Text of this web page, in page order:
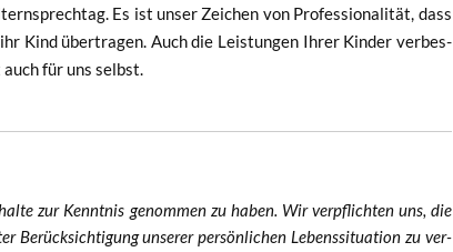
Es ist unser Zei­chen von Pro­fes­sio­na­li­tät, dass
Kind über­tra­gen. Auch die Leis­tun­gen Ihrer Kin­der ver­bes­
für uns selbst.
zur Kennt­nis genom­men zu haben. Wir ver­pflich­ten uns, die
Berück­sich­ti­gung unse­rer per­sön­li­chen Lebens­si­tua­ti­on zu ver­